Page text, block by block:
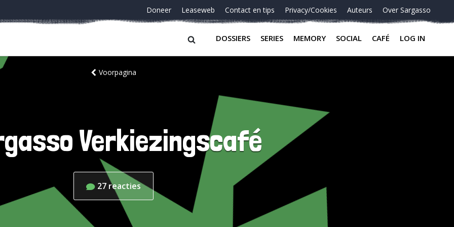
Doneer Leaseweb Contact en tips Privacy/Cookies Auteurs Over Sargasso
DOSSIERS SERIES MEMORY SOCIAL CAFÉ LOG IN
Voorpagina
Verkiezingscafé
27 reacties